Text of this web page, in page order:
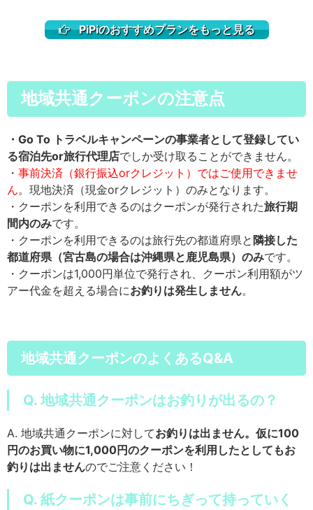
PiPiのおすすめプランをもっと見る
地域共通クーポンの注意点
・Go To トラベルキャンペーンの事業者として登録してい
る宿泊先or旅行代理店でしか受け取ることができません。
・ 事前決済（銀行振込orクレジット）ではご使用できませ
ん。現地決済（現金orクレジット）のみとなります。
・クーポンを利用できるのはクーポンが発行された旅行期
間内のみです。
・クーポンを利用できるのは旅行先の都道府県と 隣接した
都道府県（宮古島の場合は沖縄県と鹿児島県）のみです。
・クーポンは1,000円単位で発行され、クーポン利用額がツ
アー代金を超える場合にお釣りは発生しません。
地域共通クーポンのよくあるQ&A
Q. 地域共通クーポンはお釣りが出るの？
A. 地域共通クーポンに対してお釣りは出ません。仮に100
円のお買い物に1,000円のクーポンを利用したとしてもお
釣りは出ませんのでご注意ください！
Q. 紙クーポンは事前にちぎって持っていく